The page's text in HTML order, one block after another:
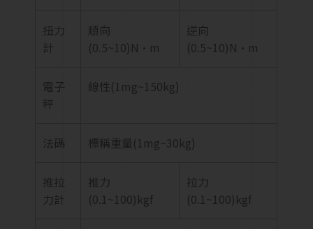
扭力
計
順向
(0.5~10)N·m
逆向
(0.5~10)N·m
電子
秤
線性(1mg~150kg)
法碼 標稱重量(1mg~30kg)
推拉
力計
推力
(0.1~100)kgf
拉力
(0.1~100)kgf